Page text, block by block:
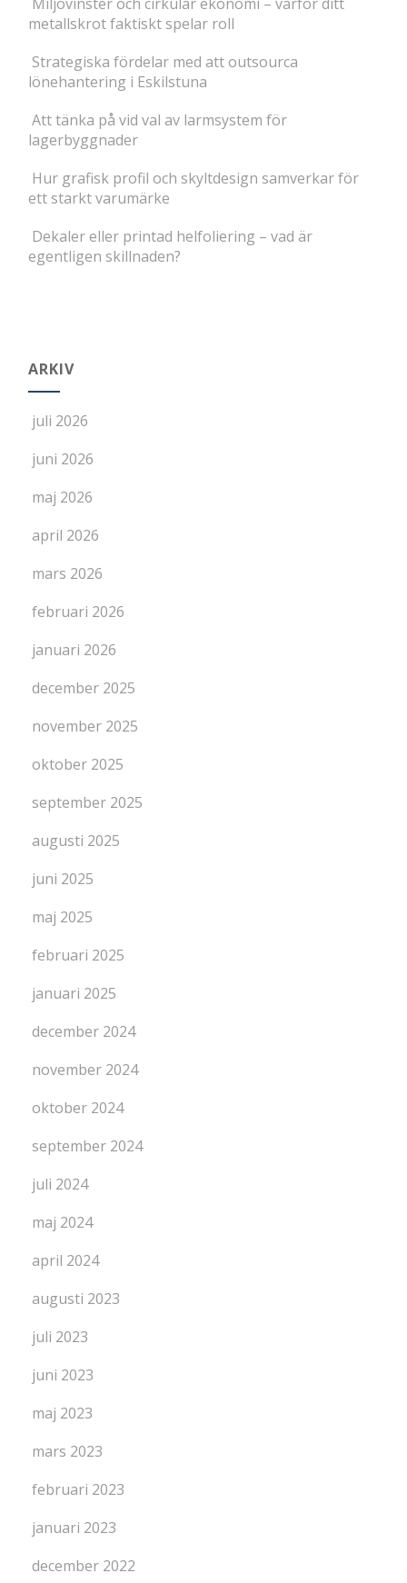
metallskrot faktiskt spelar roll
Strategiska fördelar med att outsourca
lönehantering i Eskilstuna
Att tänka på vid val av larmsystem för
lagerbyggnader
Hur grafisk profil och skyltdesign samverkar för
ett starkt varumärke
Dekaler eller printad helfoliering – vad är
egentligen skillnaden?
ARKIV
juli 2026
juni 2026
maj 2026
april 2026
mars 2026
februari 2026
januari 2026
december 2025
november 2025
oktober 2025
september 2025
augusti 2025
juni 2025
maj 2025
februari 2025
januari 2025
december 2024
november 2024
oktober 2024
september 2024
juli 2024
maj 2024
april 2024
augusti 2023
juli 2023
juni 2023
maj 2023
mars 2023
februari 2023
januari 2023
december 2022